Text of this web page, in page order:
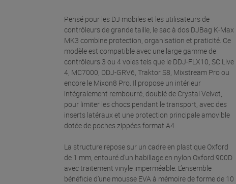
Pensé pour les DJ mobiles et les utilisateurs de
contrôleurs de grande taille, le sac à dos DJBag K-Max
MK3 combine protection, organisation et praticité. Ce
modèle est compatible avec une large gamme de
contrôleurs 3 ou 4 voies tels que le DDJ-FLX10, SC Live
4, MC7000, DDJ-GRV6, Traktor S8, Mixstream Pro ou
encore le Mixon8 Pro. Il propose un intérieur
intégralement rembourré, doublé de Crystal Velvet,
pour limiter les chocs pendant le transport, avec des
inserts latéraux et une protection principale amovible
dotée de poches zippées format A4.
La structure repose sur un cadre en plastique Oxford
de 1 mm, entouré d’un habillage en nylon Oxford 900D
avec traitement vinyle imperméable. L’ensemble
bénéficie d’une mousse EVA à mémoire de forme de 10